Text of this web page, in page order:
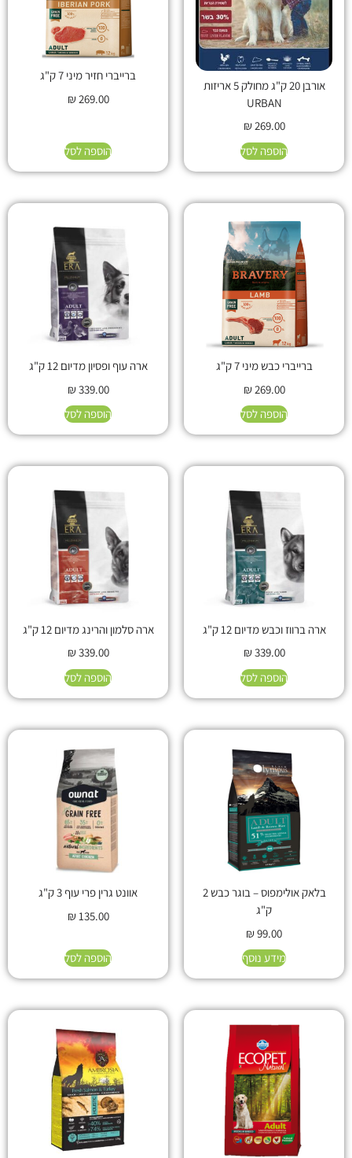
אורבן 20 ק"ג מחולק 5 אריזות
URBAN
₪269.00
הוספה לסל
ברייברי חזיר מיני 7 ק"ג
₪269.00
הוספה לסל
ברייברי כבש מיני 7 ק"ג
₪269.00
הוספה לסל
ארה עוף ופסיון מדיום 12 ק"ג
₪339.00
הוספה לסל
ארה ברווז וכבש מדיום 12 ק"ג
₪339.00
הוספה לסל
ארה סלמון והרינג מדיום 12 ק"ג
₪339.00
הוספה לסל
בלאק אולימפוס – בוגר כבש 2
ק"ג
₪99.00
מידע נוסף
אוונט גרין פרי עוף 3 ק"ג
₪135.00
הוספה לסל